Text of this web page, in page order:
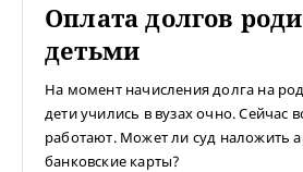
Оплата долгов
детьми
На момент начисления долга на
дети учились в вузах очно. Сейчас
работают. Может ли суд наложить
банковские карты?